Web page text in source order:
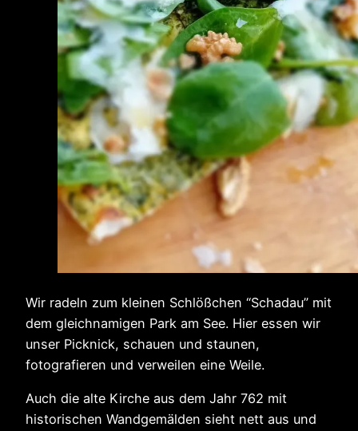
Wir radeln zum kleinen Schlößchen “Schadau” mit
dem gleichnamigen Park am See. Hier essen wir
unser Picknick, schauen und staunen,
fotografieren und verweilen eine Weile.
Auch die alte Kirche aus dem Jahr 762 mit
historischen Wandgemälden sieht nett aus und